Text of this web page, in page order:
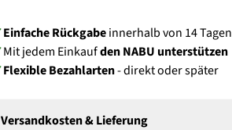
Einfache Rückgabeinnerhalb von 14 Tagen
Mit jedem Einkaufden NABU unterstützen
Flexible Bezahlarten- direkt oder später
Versandkosten & Lieferung